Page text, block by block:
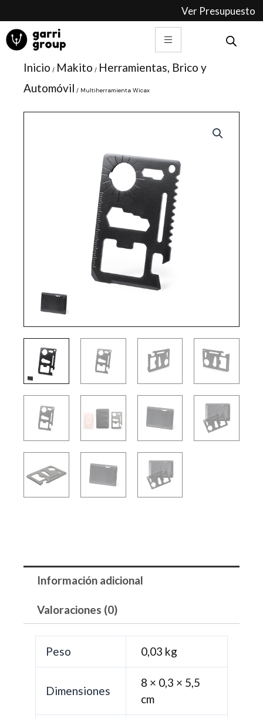
contenido
Ver Presupuesto
Inicio / Makito / Herramientas, Brico y
Automóvil / Multiherramienta Wicax
Información adicional
Valoraciones (0)
Peso 0,03 kg
Dimensiones
8 × 0,3 × 5,5
cm